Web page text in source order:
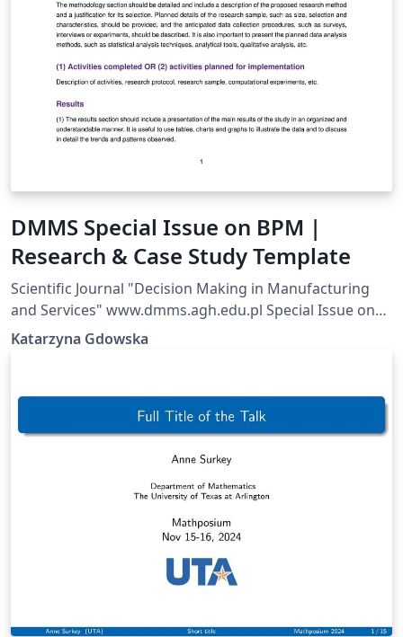
DMMS Special Issue on BPM |
Research & Case Study Template
Scientific Journal "Decision Making in Manufacturing
and Services" www.dmms.agh.edu.pl Special Issue on
BPM | Research &amp; Case Study Template
Katarzyna Gdowska